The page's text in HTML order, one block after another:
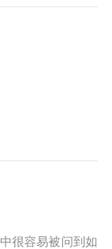
很容易被问到如